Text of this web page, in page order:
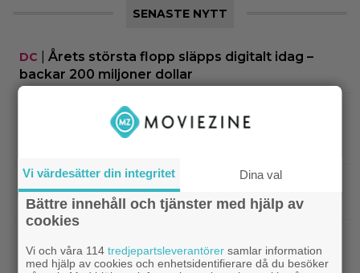
SENASTE NYTT
DC
Årets största flopp släpps digitalt idag –
backar 200 miljoner dollar
|Missade du Hugh Jackmans
”härliga kärlekssaga” på bio? Nu finns den att
Guy Ritchies nya film släpps
digitalt men sågas: ”Actionfattig och tråkig”
med 8,4 på IMDb
Vi värdesätter din integritet Dina val
Bättre innehåll och tjänster med hjälp av
cookies
Vi och våra 114tredjepartsleverantörer samlar information
med hjälp av cookies och enhetsidentifierare då du besöker